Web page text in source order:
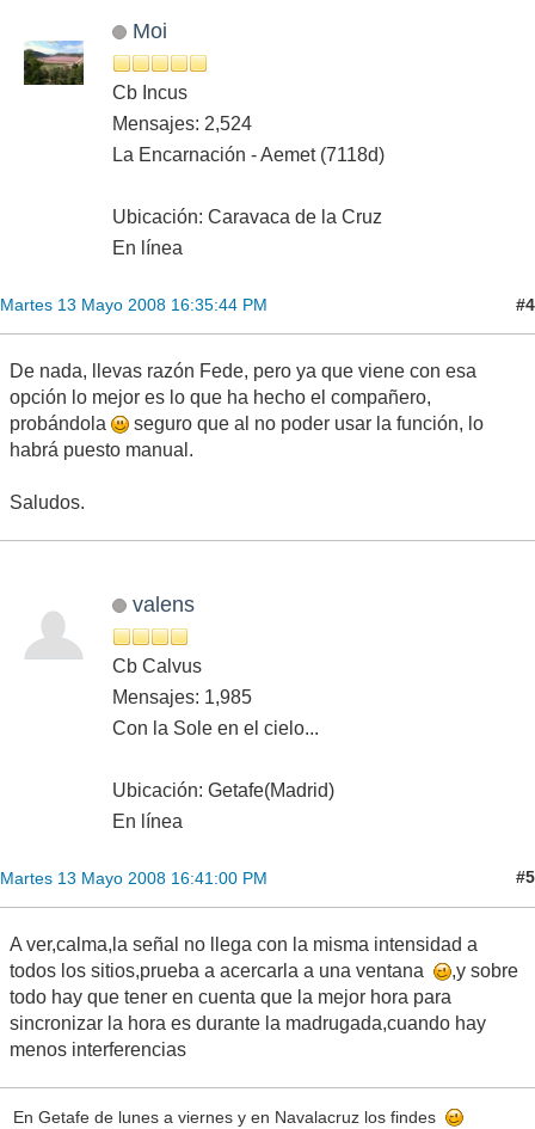
Moi
Cb Incus
Mensajes: 2,524
La Encarnación - Aemet (7118d)
Ubicación: Caravaca de la Cruz
En línea
Martes 13 Mayo 2008 16:35:44 PM #4
De nada, llevas razón Fede, pero ya que viene con esa
opción lo mejor es lo que ha hecho el compañero,
probándola
seguro que al no poder usar la función, lo
habrá puesto manual.
Saludos.
valens
Cb Calvus
Mensajes: 1,985
Con la Sole en el cielo...
Ubicación: Getafe(Madrid)
En línea
Martes 13 Mayo 2008 16:41:00 PM #5
A ver,calma,la señal no llega con la misma intensidad a
todos los sitios,prueba a acercarla a una ventana
,y sobre
todo hay que tener en cuenta que la mejor hora para
sincronizar la hora es durante la madrugada,cuando hay
menos interferencias
En Getafe de lunes a viernes y en Navalacruz los findes